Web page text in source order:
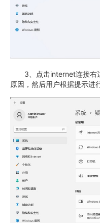
3、点击internet连接右
原因，然后用户根据提示进